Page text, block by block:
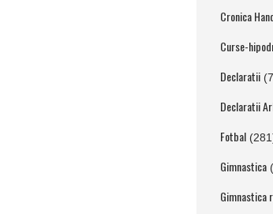
Cronica
Curse-
Declaratii
Declaratii
Fotbal
Gimnastica
Gimnastica